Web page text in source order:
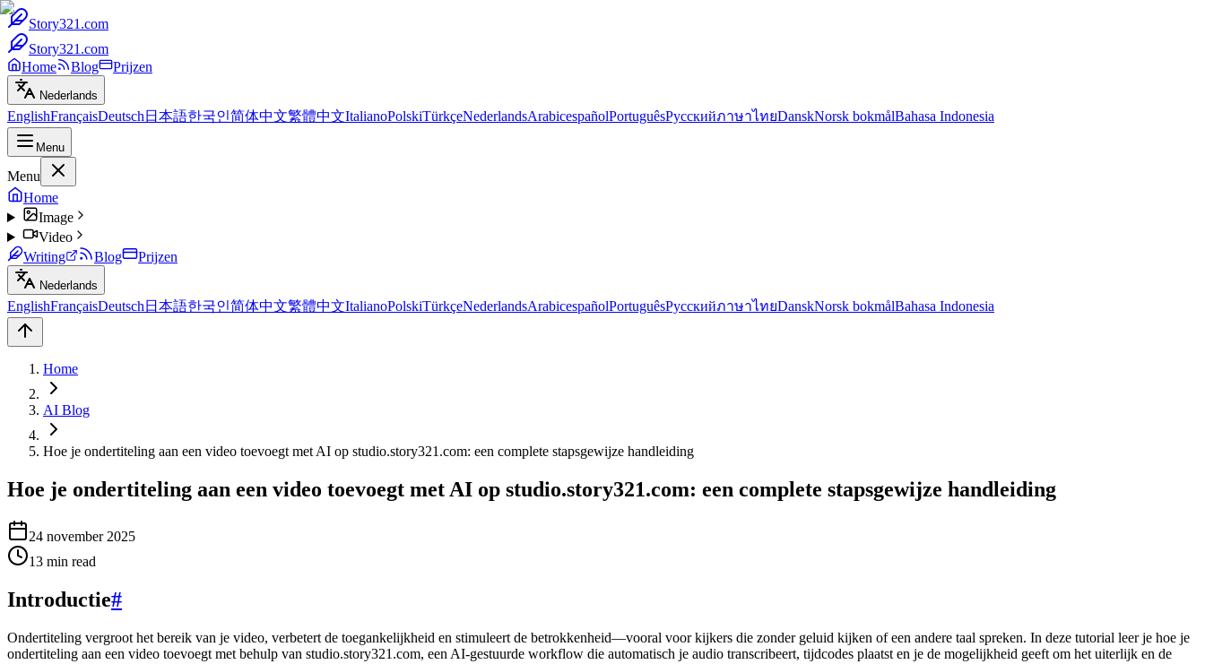
Story321.com
Story321.com
Home
Blog Prijzen
Nederlands
EnglishFrançaisDeutsch 日本語한국인简体中文繁體中文ItalianoPolskiTürkçeNederlandsArabicespañolPortuguêsРусскийภาษาไทยDanskNorsk bokmålBahasa Indonesia
Menu
Menu
Home
Image
Video
Writing
Blog Prijzen
Nederlands
EnglishFrançaisDeutsch 日本語한국인简体中文繁體中文ItalianoPolskiTürkçeNederlandsArabicespañolPortuguêsРусскийภาษาไทยDanskNorsk bokmålBahasa Indonesia
Home
AI Blog
Hoe je ondertiteling aan een video toevoegt met AI op studio.story321.com: een complete stapsgewijze handleiding
Hoe je ondertiteling aan een video toevoegt met AI op studio.story321.com: een complete stapsgewijze handleiding
24 november 2025
13 min read
Introductie#
Ondertiteling vergroot het bereik van je video, verbetert de toegankelijkheid en stimuleert de betrokkenheid—vooral voor kijkers die zonder geluid kijken of een andere taal spreken. In deze tutorial leer je hoe je
ondertiteling aan een video toevoegt met behulp van studio.story321.com, een AI-gestuurde workflow die automatisch je audio transcribeert, tijdcodes plaatst en je de mogelijkheid geeft om het uiterlijk en de